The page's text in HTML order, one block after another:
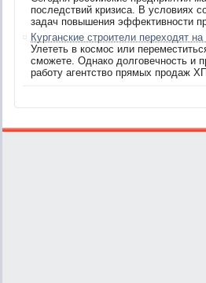
последствий кризиса. В условиях
задач повышения эффективности
Курганские строители переходят
Улететь в космос или
сможете. Однако долговечность и
работу агентство прямых продаж